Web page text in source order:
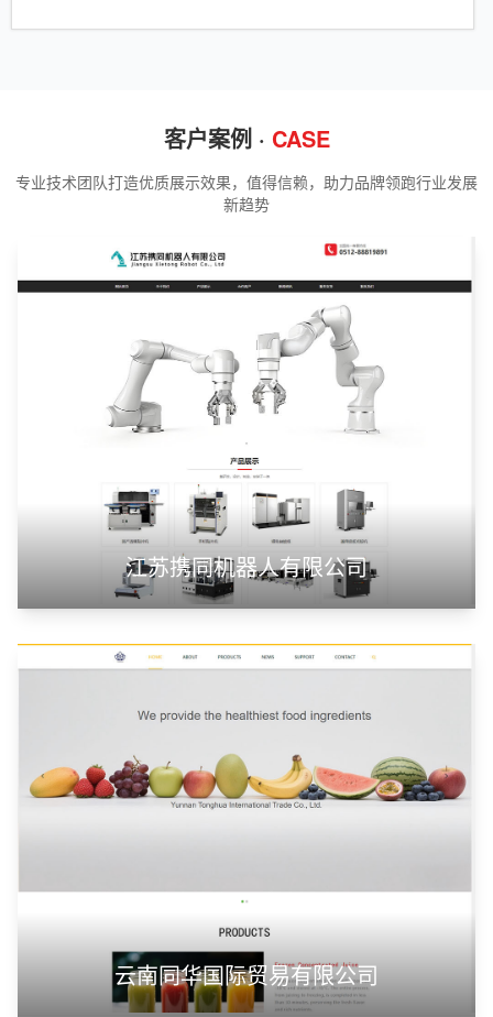
客户案例 · CASE
专业技术团队打造优质展示效果，值得信赖，助力品牌领跑行业发展
新趋势
江苏携同机器人有限公司
云南同华国际贸易有限公司